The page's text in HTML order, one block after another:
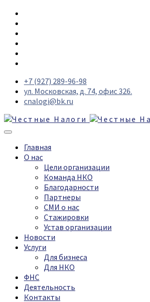
+7 (927) 289-96-98
ул. Московская, д. 74, офис 326.
cnalogi@bk.ru
Главная
О нас
Цели организации
Команда НКО
Благодарности
Партнеры
СМИ о нас
Стажировки
Устав организации
Новости
Услуги
Для бизнеса
Для НКО
ФНС
Деятельность
Контакты